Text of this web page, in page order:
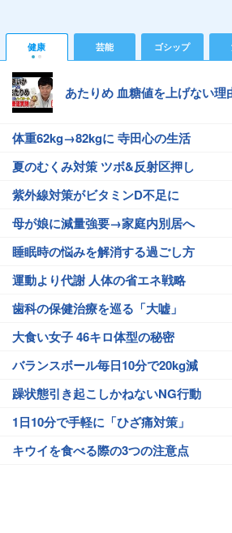
健康 芸能 ゴシップ
あたりめ 血糖値を上げない理
体重62kg→82kgに 寺田心の生活
夏のむくみ対策 ツボ&反射区押し
紫外線対策がビタミンD不足に
母が娘に減量強要→家庭内別居へ
睡眠時の悩みを解消する過ごし方
運動より代謝 人体の省エネ戦略
歯科の保健治療を巡る「大嘘」
大食い女子 46キロ体型の秘密
バランスボール毎日10分で20kg減
躁状態引き起こしかねないNG行動
1日10分で手軽に「ひざ痛対策」
キウイを食べる際の3つの注意点